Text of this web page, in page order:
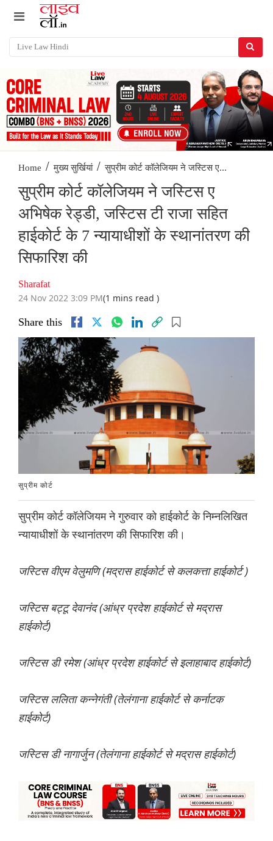
Home / मुख्य सुर्खियां / सुप्रीम कोर्ट कॉलेजियम ने जस्टिस ए...
सुप्रीम कोर्ट कॉलेजियम ने जस्टिस ए
अभिषेक रेड्डी, जस्टिस टी राजा सहित
हाईकोर्ट के 7 न्यायाधीशों के स्थानांतरण की
सिफारिश की
Sharafat
24 Nov 2022 3:09 PM(1 mins read )
Share this
सुप्रीम कोर्ट
सुप्रीम कोर्ट कॉलेजियम ने गुरुवार को हाईकोर्ट के निम्नलिखित
न्यायाधीशों के स्थानांतरण की सिफारिश की।
जस्टिस वीएम वेलुमणि (मद्रास हाईकोर्ट से कलकत्ता हाईकोर्ट )
जस्टिस बट्टू देवानंद (आंध्र प्रदेश हाईकोर्ट से मद्रास
हाईकोर्ट)
जस्टिस डी रमेश (आंध्र प्रदेश हाईकोर्ट से इलाहाबाद हाईकोर्ट)
जस्टिस ललिता कन्नेगंती (तेलंगाना हाईकोर्ट से कर्नाटक
हाईकोर्ट)
जस्टिस डी नागार्जुन (तेलंगाना हाईकोर्ट से मद्रास हाईकोर्ट)